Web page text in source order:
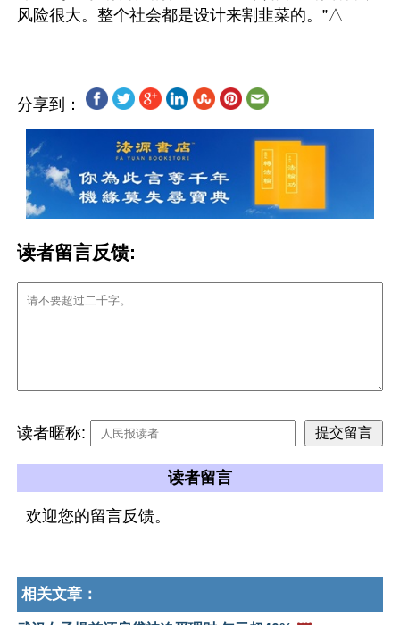
分享到：
读者留言反馈:
读者暱称:
读者留言
欢迎您的留言反馈。
相关文章：